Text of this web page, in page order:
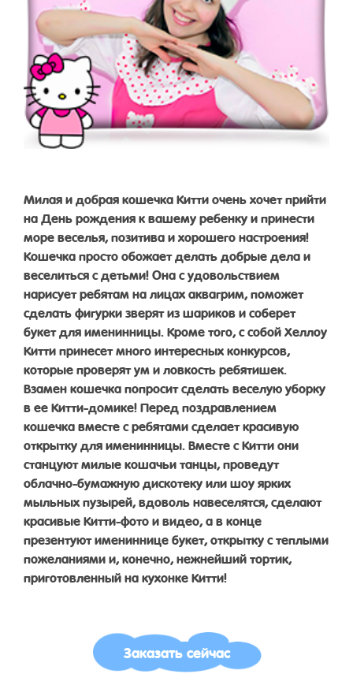
Милая и добрая кошечка Китти очень хочет прийти
на День рождения к вашему ребенку и принести
море веселья, позитива и хорошего настроения!
Кошечка просто обожает делать добрые дела и
веселиться с детьми! Она с удовольствием
нарисует ребятам на лицах аквагрим, поможет
сделать фигурки зверят из шариков и соберет
букет для именинницы. Кроме того, с собой Хеллоу
Китти принесет много интересных конкурсов,
которые проверят ум и ловкость ребятишек.
Взамен кошечка попросит сделать веселую уборку
в ее Китти-домике! Перед поздравлением
кошечка вместе с ребятами сделает красивую
открытку для именинницы. Вместе с Китти они
станцуют милые кошачьи танцы, проведут
облачно-бумажную дискотеку или шоу ярких
мыльных пузырей, вдоволь навеселятся, сделают
красивые Китти-фото и видео, а в конце
презентуют имениннице букет, открытку с теплыми
пожеланиями и, конечно, нежнейший тортик,
приготовленный на кухонке Китти!
Заказать сейчас